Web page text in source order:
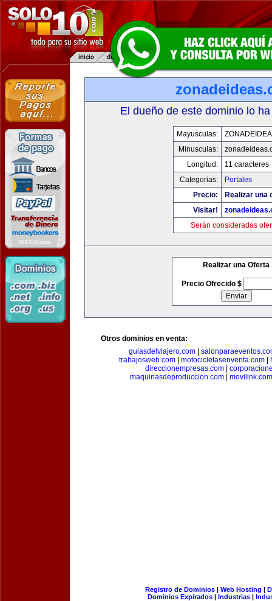
El dueño de este dominio lo
Mayusculas:
Minusculas:
Longitud:
11 caracteres
Categorias:
Portales
Precio:
Realizar una
Visitar!
Serán consideradas
Realizar una Oferta
Precio Ofrecido $
Otros dominios en venta:
guiasdelviajero.com|
trabajosweb.com| motocicletasenventa.com|
direccionempresas.com|
maquinasdeproduccion.com
movilink.com
Registro de Dominios| Web Hosting |
Dominios Expirados | Industrias |